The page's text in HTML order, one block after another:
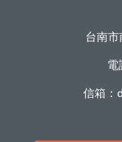
台南
電
信箱：